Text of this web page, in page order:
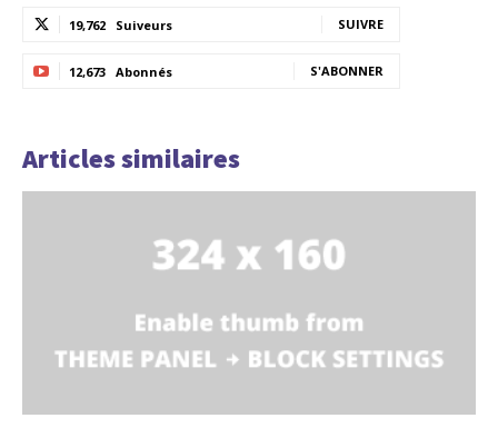
19,762 Suiveurs SUIVRE
12,673 Abonnés S'ABONNER
Articles similaires